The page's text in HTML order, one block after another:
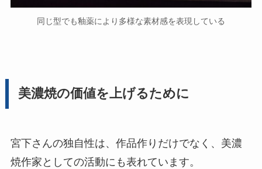
同じ型でも釉薬により多様な素材感を表現している
美濃焼の価値を上げるために
宮下さんの独自性は、作品作りだけでなく、美濃
焼作家としての活動にも表れています。